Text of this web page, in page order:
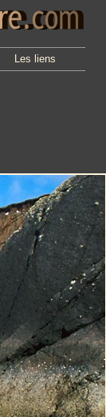
Les liens